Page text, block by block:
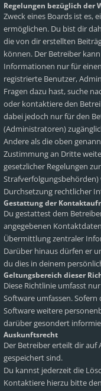
Regelungen bezüglich der
Zweck eines Boards ist es,
ermöglichen. Du bist dir
die von dir erstellten
können. Der Betreiber
Informationen nur für
registrierte Benutzer,
Fragen dazu hast, suche
oder kontaktiere den
dabei jedoch nur für den
(Administratoren)
Andere als die oben
Zustimmung an Dritte
gesetzlicher Regelungen
Durchsetzung rechtlicher
Gestattung der
Du gestattest dem
angegebenen
Übermittlung zentraler
Darüber hinaus dürfen er
du dies in deinem
Geltungsbereich dieser
Diese Richtlinie umfasst
Software umfassen.
Software weitere
darüber gesondert
Auskunftsrecht
Der Betreiber erteilt dir auf
gespeichert sind.
Du kannst jederzeit die
Kontaktiere hierzu bitte